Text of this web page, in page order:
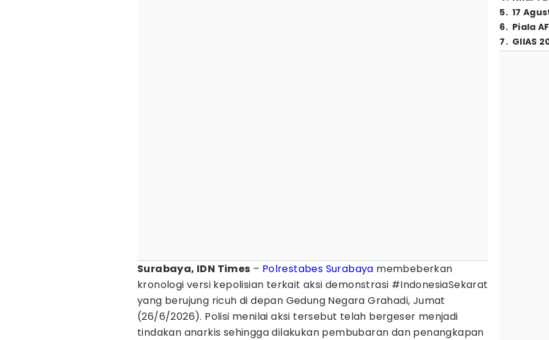
Surabaya, IDN Times – Polrestabes Surabaya membeberkan
kronologi versi kepolisian terkait aksi demonstrasi #IndonesiaSekarat
yang berujung ricuh di depan Gedung Negara Grahadi, Jumat
(26/6/2026). Polisi menilai aksi tersebut telah bergeser menjadi
tindakan anarkis sehingga dilakukan pembubaran dan penangkapan
5. 17
6. Piala
7. GIIAS